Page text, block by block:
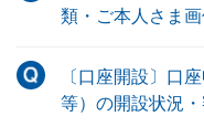
類・ご本人さま
〔口座開設〕口
等）の開設状況